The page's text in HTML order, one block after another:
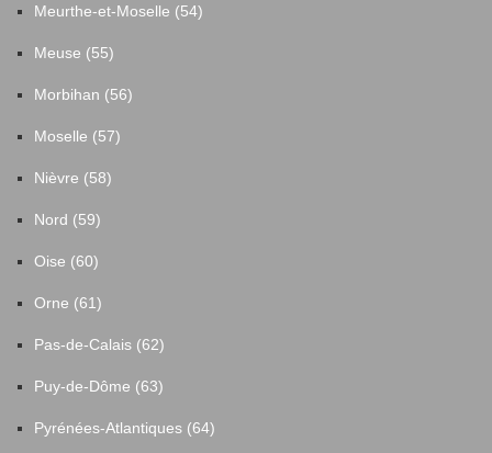
Meurthe-et-Moselle (54)
Meuse (55)
Morbihan (56)
Moselle (57)
Nièvre (58)
Nord (59)
Oise (60)
Orne (61)
Pas-de-Calais (62)
Puy-de-Dôme (63)
Pyrénées-Atlantiques (64)